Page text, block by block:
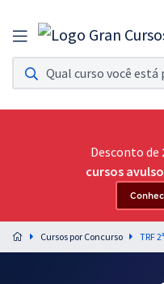
Assinatura Ilimitada 11
Acesso a todos os cursos. Teste
Assinatura OAB Até
Acesso ilimitado a toda
Preparação completa e intensiva
residências em saúde do Brasil
Desconto de
cursos
Cursos por Concurso TRF